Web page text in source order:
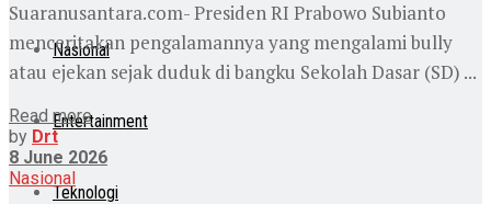
Nasional
Entertainment
Teknologi
Suaranusantara.com- Presiden RI Prabowo Subianto
menceritakan pengalamannya yang mengalami bully
atau ejekan sejak duduk di bangku Sekolah Dasar (SD) ...
Read more
by Drt
8 June 2026
Nasional